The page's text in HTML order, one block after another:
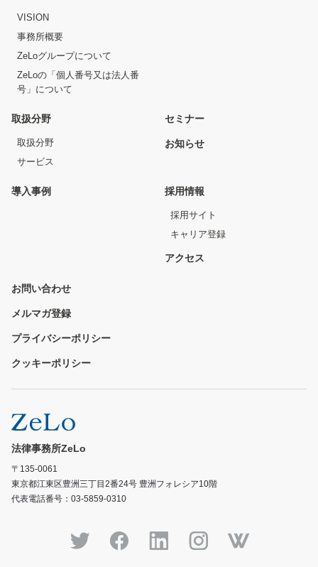
VISION
事務所概要
ZeLoグループについて
ZeLoの「個人番号又は法人番
号」について
取扱分野
取扱分野
サービス
セミナー
お知らせ
導入事例 採用情報
採用サイト
キャリア登録
アクセス
お問い合わせ
メルマガ登録
プライバシーポリシー
クッキーポリシー
法律事務所ZeLo
〒135-0061
東京都江東区豊洲三丁目2番24号 豊洲フォレシア10階
代表電話番号：03-5859-0310